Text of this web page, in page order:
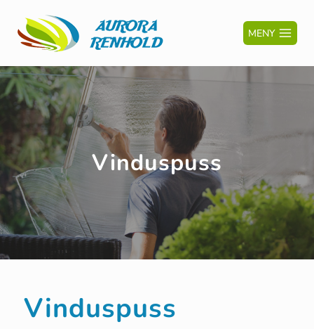
MENY
Vinduspuss
Vinduspuss